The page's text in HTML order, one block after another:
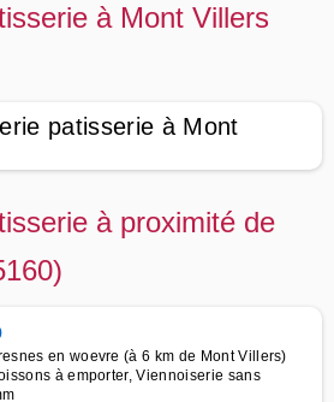
à Mont Villers
patisserie à Mont
à proximité de
en woevre (à 6 km de Mont Villers)
à emporter, Viennoiserie sans